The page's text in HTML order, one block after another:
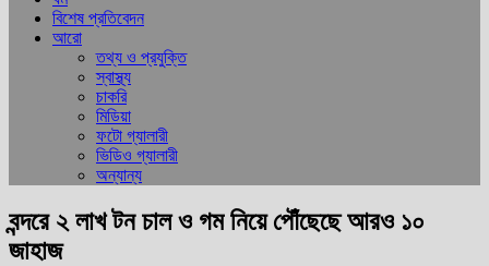
বিশেষ প্রতিবেদন
আরো
তথ্য ও প্রযুক্তি
স্বাস্থ্য
চাকরি
মিডিয়া
ফটো গ্যালারী
ভিডিও গ্যালারী
অন্যান্য
বন্দরে ২ লাখ টন চাল ও গম নিয়ে পৌঁছেছে আরও ১০
জাহাজ